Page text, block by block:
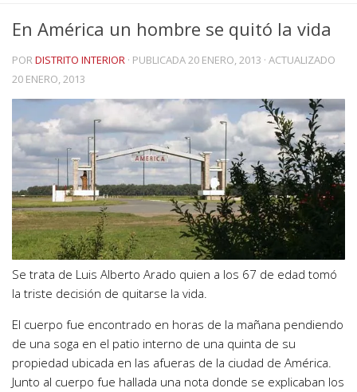
En América un hombre se quitó la vida
PORDISTRITO INTERIOR · PUBLICADA20 ENERO, 2013 · ACTUALIZADO
20 ENERO, 2013
Se trata de Luis Alberto Arado quien a los 67 de edad tomó
la triste decisión de quitarse la vida.
El cuerpo fue encontrado en horas de la mañana pendiendo
de una soga en el patio interno de una quinta de su
propiedad ubicada en las afueras de la ciudad de América.
Junto al cuerpo fue hallada una nota donde se explicaban los